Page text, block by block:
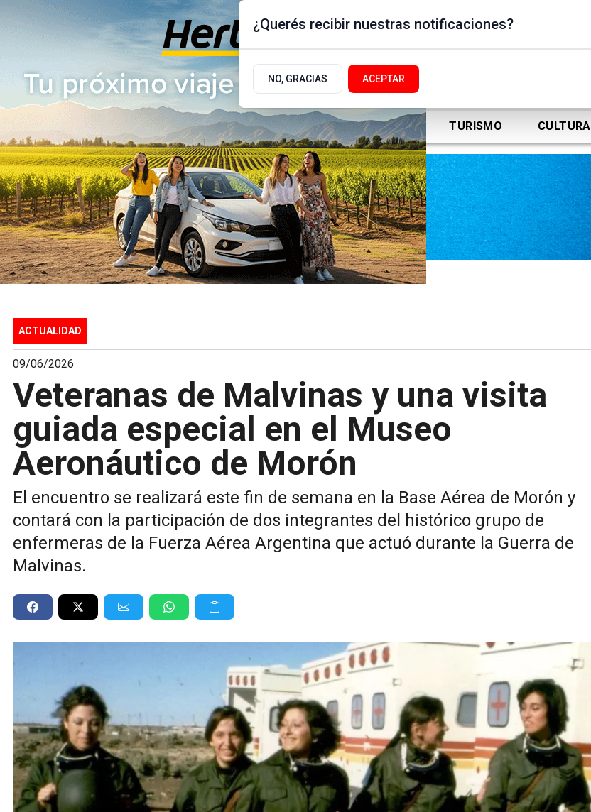
Sábado 8 de Agosto
de 2026
17.9ºc | Buenos Aires, AR
ACTUALIDAD POLÍTICA DEPORTES TURISMO CULTURA
ACTUALIDAD
09/06/2026
Veteranas de Malvinas y una visita
guiada especial en el Museo
Aeronáutico de Morón
El encuentro se realizará este fin de semana en la Base Aérea de Morón y
contará con la participación de dos integrantes del histórico grupo de
enfermeras de la Fuerza Aérea Argentina que actuó durante la Guerra de
Malvinas.
¿Querés recibir nuestras notificaciones?
NO, GRACIAS ACEPTAR